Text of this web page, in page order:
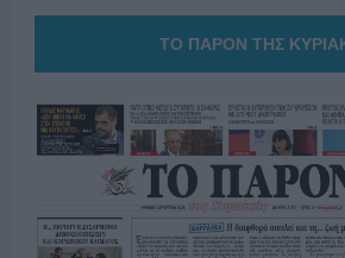
ΤΟ ΠΑΡΟΝ ΤΗΣ